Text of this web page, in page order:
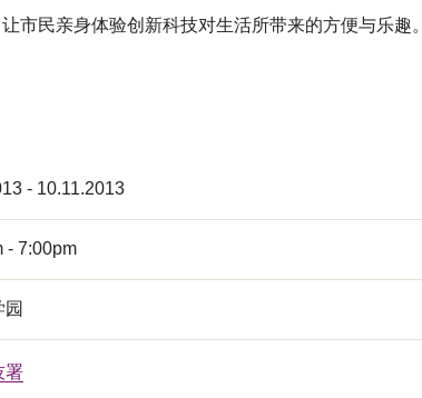
市民亲身体验创新科技对生活所带来的方便与乐趣。
- 10.11.2013
- 7:00pm
署